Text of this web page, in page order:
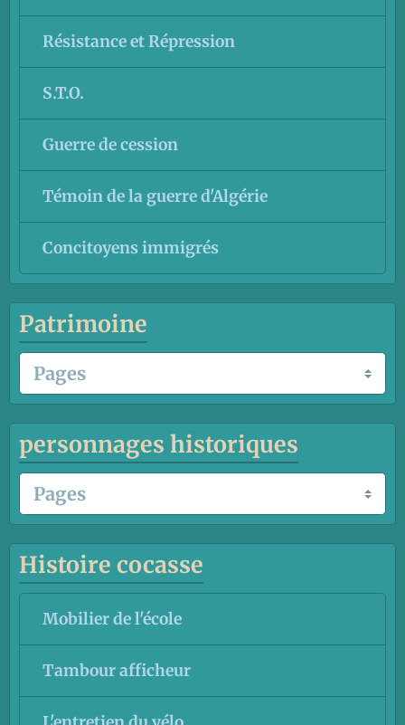
Résistance et Répression
S.T.O.
Guerre de cession
Témoin de la guerre d'Algérie
Concitoyens immigrés
Patrimoine
personnages historiques
Histoire cocasse
Mobilier de l'école
Tambour afficheur